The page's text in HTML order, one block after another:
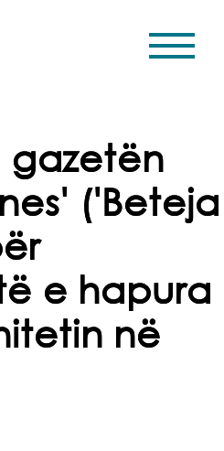
gazetën
('Beteja
e hapura
në